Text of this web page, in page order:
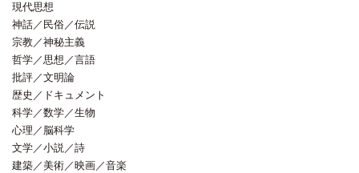
現代思想
神話／民俗／伝説
宗教／神秘主義
哲学／思想／言語
批評／文明論
歴史／ドキュメント
科学／数学／生物
心理／脳科学
文学／小説／詩
建築／美術／映画／音楽